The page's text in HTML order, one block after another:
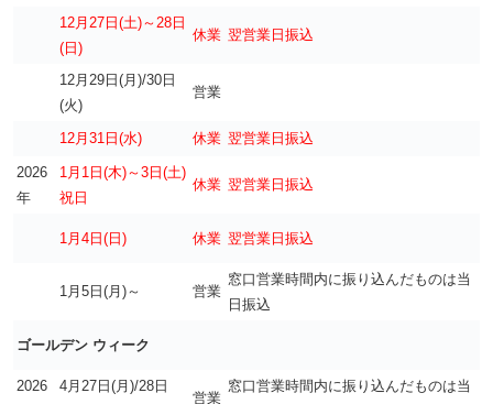
12月27日(土)～28日
(日)
休業 翌営業日振込
12月29日(月)/30日
(火)
営業
12月31日(水) 休業 翌営業日振込
2026
年
1月1日(木)～3日(土)
祝日
休業 翌営業日振込
1月4日(日) 休業 翌営業日振込
1月5日(月)～ 営業
窓口営業時間内に振り込んだものは当
日振込
ゴールデン ウィーク
2026
4月27日(月)/28日
営業
窓口営業時間内に振り込んだものは当